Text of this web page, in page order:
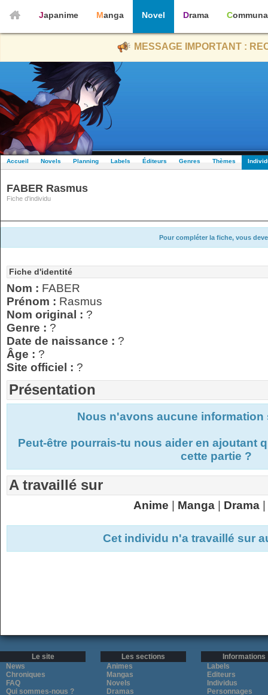
Japanime Manga Novel Drama
MESSAGE IMPORTANT :
Accueil Novels Planning Labels Éditeurs Genres Thèmes
FABER Rasmus
Fiche d'individu
Pour compléter la fiche, vous
Fiche d'identité
Nom : FABER
Prénom : Rasmus
Nom original : ?
Genre : ?
Date de naissance : ?
Âge : ?
Site officiel : ?
Présentation
Nous n'avons aucune
Peut-être pourrais-tu nous aider en ajoutant
cette partie ?
A travaillé sur
Anime Manga Drama
Cet individu n'a travaillé sur
Le site
News
Chroniques
FAQ
Qui sommes-nous ?
Les sections
Animes
Mangas
Novels
Dramas
Informations
Labels
Editeurs
Individus
Personnages